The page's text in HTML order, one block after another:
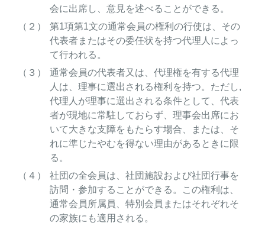
会に出席し、意見を述べることができる。
（２）
第1項第1文の通常会員の権利の行使は、その
代表者またはその委任状を持つ代理人によっ
て行われる。
（３）
通常会員の代表者又は、代理権を有する代理
人は、理事に選出される権利を持つ。ただし,
代理人が理事に選出される条件として、代表
者が現地に常駐しておらず、理事会出席にお
いて大きな支障をもたらす場合、または、そ
れに準じたやむを得ない理由があるときに限
る。
（４）
社団の全会員は、社団施設および社団行事を
訪問・参加することができる。この権利は、
通常会員所属員、特別会員またはそれぞれそ
の家族にも適用される。